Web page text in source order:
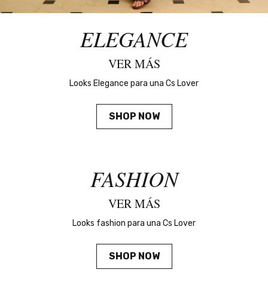
ELEGANCE
VER MÁS
Looks Elegance para una Cs Lover
SHOP NOW
FASHION
VER MÁS
Looks fashion para una Cs Lover
SHOP NOW